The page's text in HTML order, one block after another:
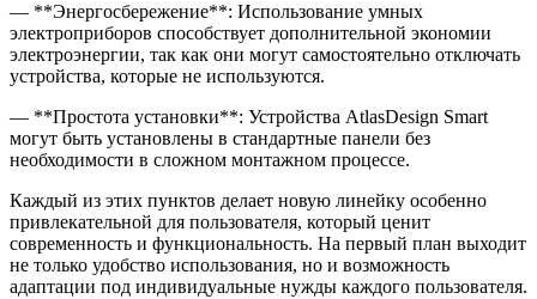
— **Энергосбережение**: Использование умных
электроприборов способствует дополнительной экономии
электроэнергии, так как они могут самостоятельно отключать
устройства, которые не используются.
— **Простота установки**: Устройства AtlasDesign Smart
могут быть установлены в стандартные панели без
необходимости в сложном монтажном процессе.
Каждый из этих пунктов делает новую линейку особенно
привлекательной для пользователя, который ценит
современность и функциональность. На первый план выходит
не только удобство использования, но и возможность
адаптации под индивидуальные нужды каждого пользователя.